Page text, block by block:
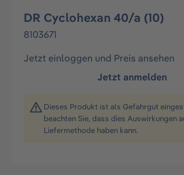
DR Cyclohexan 40/a (10)
8103671
Jetzt einloggen und Preis ansehen
Jetzt anmelden
Dieses Produkt ist als Gefahrgut
beachten Sie, dass dies Auswirkungen
Liefermethode haben kann.